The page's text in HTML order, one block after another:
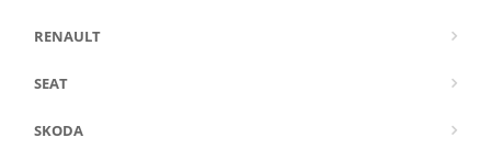
RENAULT
SEAT
SKODA